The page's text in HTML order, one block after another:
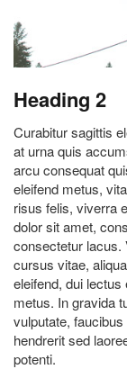
Heading 2
Curabitur sagittis
at urna quis
arcu consequat
eleifend metus,
risus felis, viverra
dolor sit amet,
consectetur lacus.
cursus vitae,
eleifend, dui
metus. In gravida
vulputate,
hendrerit sed
potenti.